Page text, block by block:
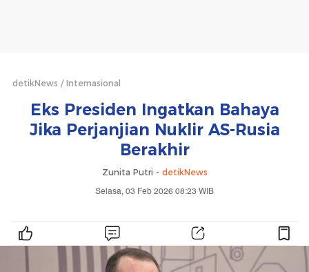
detikNews Internasional
Eks Presiden Ingatkan Bahaya
Jika Perjanjian Nuklir AS-Rusia
Berakhir
Zunita Putri - detikNews
Selasa, 03 Feb 2026 08:23 WIB